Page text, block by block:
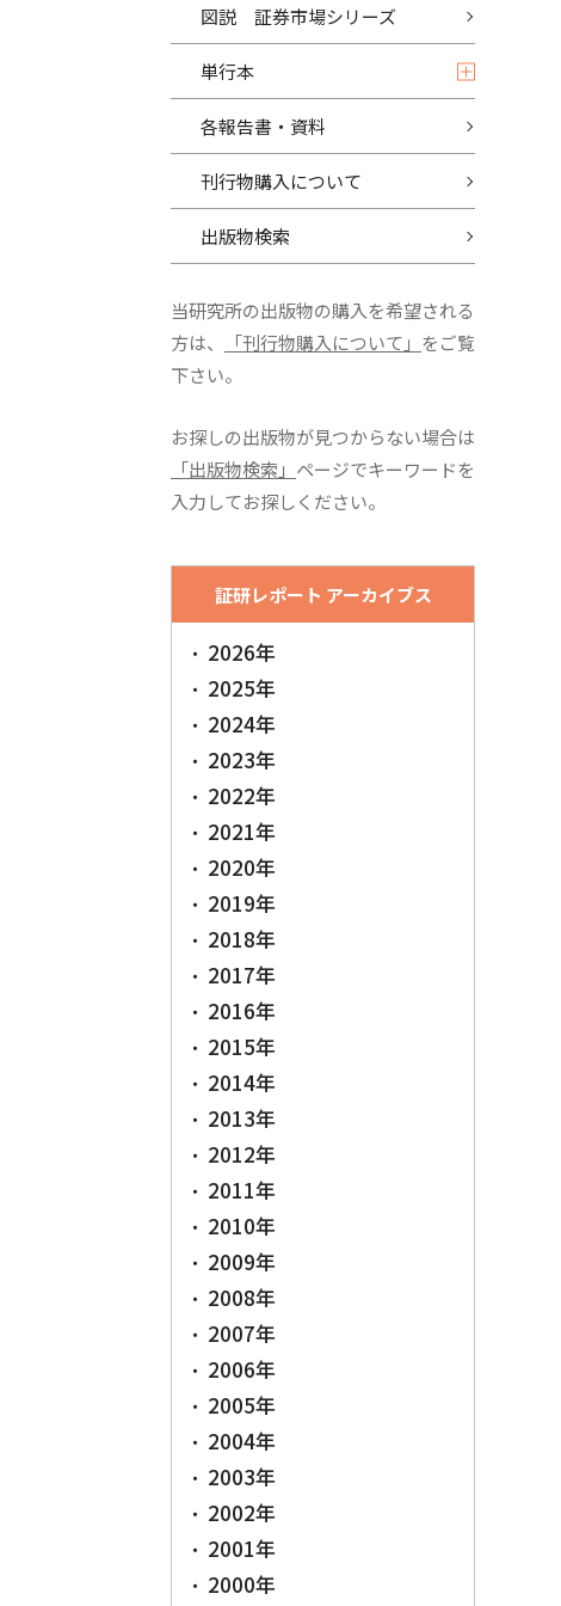
図説 証券市場シリーズ
単行本
各報告書・資料
刊行物購入について
出版物検索
当研究所の出版物の購入を希望される
方は、
「刊行物購入について」 をご覧
下さい。
お探しの出版物が見つからない場合は
「出版物検索」 ページでキーワードを
入力してお探しください。
証研レポート アーカイブス
2026年
2025年
2024年
2023年
2022年
2021年
2020年
2019年
2018年
2017年
2016年
2015年
2014年
2013年
2012年
2011年
2010年
2009年
2008年
2007年
2006年
2005年
2004年
2003年
2002年
2001年
2000年